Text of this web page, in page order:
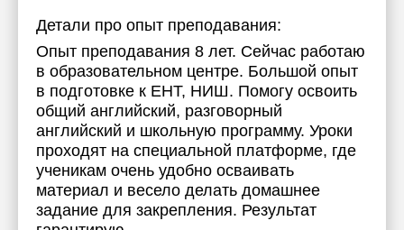
Детали про опыт преподавания:
Опыт преподавания 8 лет. Сейчас работаю
в образовательном центре. Большой опыт
в подготовке к ЕНТ, НИШ. Помогу освоить
общий английский, разговорный
английский и школьную программу. Уроки
проходят на специальной платформе, где
ученикам очень удобно осваивать
материал и весело делать домашнее
задание для закрепления. Результат